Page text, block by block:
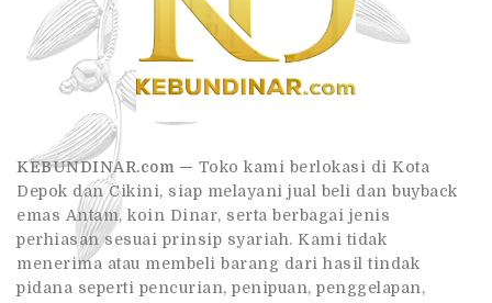
KEBUNDINAR.com — Toko kami berlokasi di Kota
Depok dan Cikini, siap melayani jual beli dan buyback
emas Antam, koin Dinar, serta berbagai jenis
perhiasan sesuai prinsip syariah. Kami tidak
menerima atau membeli barang dari hasil tindak
pidana seperti pencurian, penipuan, penggelapan,